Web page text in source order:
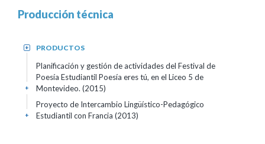
Producción técnica
PRODUCTOS
+
Planificación y gestión de actividades del Festival de
Poesía Estudiantil Poesía eres tú, en el Liceo 5 de
Montevideo. (2015)
+
Proyecto de Intercambio Lingüístico-Pedagógico
Estudiantil con Francia (2013)
+